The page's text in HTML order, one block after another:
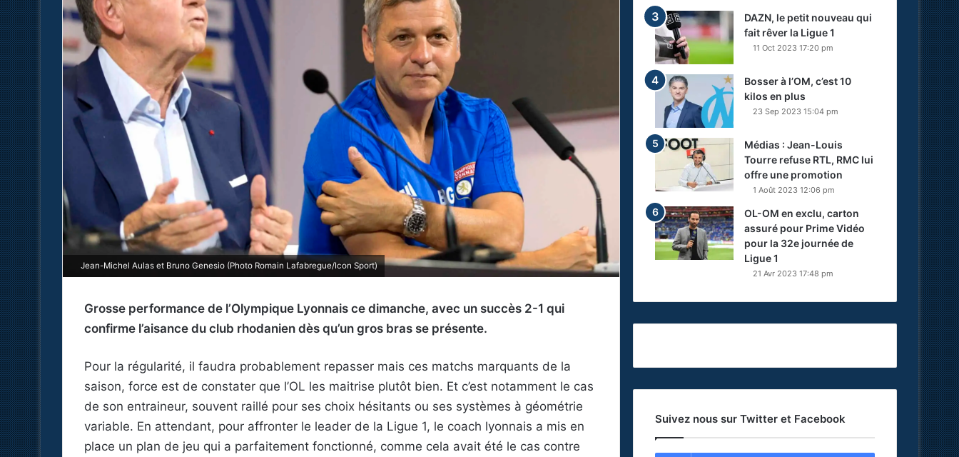
Jean-Michel Aulas et Bruno Genesio (Photo Romain Lafabregue/Icon Sport)
Grosse performance de l’Olympique Lyonnais ce dimanche, avec un succès 2-1 qui
confirme l’aisance du club rhodanien dès qu’un gros bras se présente.
Pour la régularité, il faudra probablement repasser mais ces matchs marquants de la
saison, force est de constater que l’OL les maitrise plutôt bien. Et c’est notamment le cas
de son entraineur, souvent raillé pour ses choix hésitants ou ses systèmes à géométrie
variable. En attendant, pour affronter le leader de la Ligue 1, le coach lyonnais a mis en
place un plan de jeu qui a parfaitement fonctionné, comme cela avait été le cas contre
DAZN, le petit nouveau qui
fait rêver la Ligue 1
11 Oct 2023 17:20 pm
Bosser à l’OM, c’est 10
kilos en plus
23 Sep 2023 15:04 pm
Médias : Jean-Louis
Tourre refuse RTL, RMC lui
offre une promotion
1 Août 2023 12:06 pm
OL-OM en exclu, carton
assuré pour Prime Vidéo
pour la 32e journée de
Ligue 1
21 Avr 2023 17:48 pm
Suivez nous sur Twitter et Facebook